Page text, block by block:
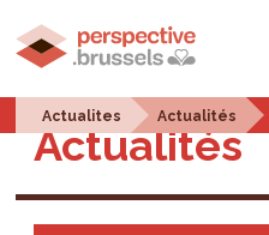
Actualites Actualités
Actualités